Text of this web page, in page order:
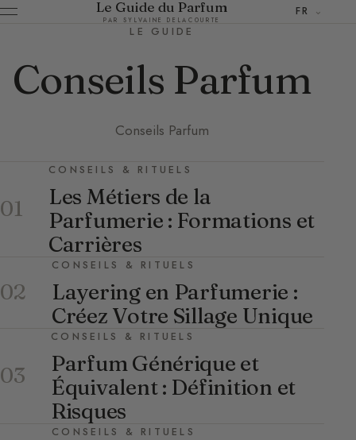
Le Guide du Parfum
PAR SYLVAINE DELACOURTE
FR
LE GUIDE
Conseils Parfum
Conseils Parfum
01
CONSEILS & RITUELS
Les Métiers de la
Parfumerie : Formations et
Carrières
02
CONSEILS & RITUELS
Layering en Parfumerie :
Créez Votre Sillage Unique
03
CONSEILS & RITUELS
Parfum Générique et
Équivalent : Définition et
Risques
CONSEILS & RITUELS